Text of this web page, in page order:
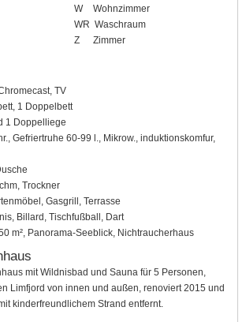
W
Wohnzimmer
WR Waschraum
Z
Zimmer
TV
1 Doppelbett
1 Doppelliege
Gefriertruhe 60-99 l., Mikrow., induktionskomfur,
Trockner
Gasgrill, Terrasse
Billard, Tischfußball, Dart
m², Panorama-Seeblick, Nichtraucherhaus
mit Wildnisbad und Sauna für 5 Personen,
Limfjord von innen und außen, renoviert 2015 und
kinderfreundlichem Strand entfernt.